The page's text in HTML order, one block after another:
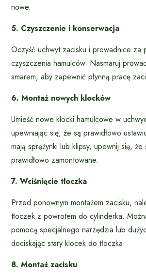
nowe.
5. Czyszczenie i konserwacja
Oczyść uchwyt zacisku i prowadnice za
czyszczenia hamulców. Nasmaruj
smarem, aby zapewnić płynną pracę
6. Montaż nowych klocków
Umieść nowe klocki hamulcowe w
upewniając się, że są prawidłowo
mają sprężynki lub klipsy, upewnij się, że
prawidłowo zamontowane.
7. Wciśnięcie tłoczka
Przed ponownym montażem zacisku,
tłoczek z powrotem do cylinderka.
pomocą specjalnego narzędzia lub
dociskając stary klocek do tłoczka.
8. Montaż zacisku